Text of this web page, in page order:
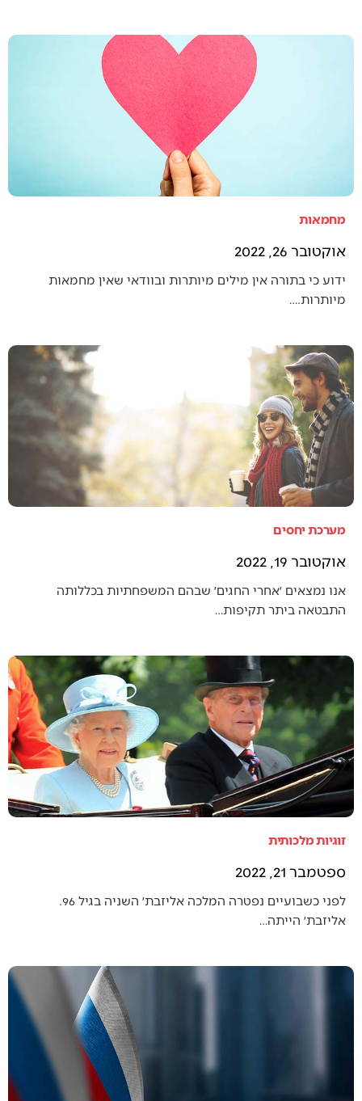
מחמאות
אוקטובר 26, 2022
ידוע כי בתורה אין מילים מיותרות ובוודאי שאין מחמאות
מיותרות.…
מערכת יחסים
אוקטובר 19, 2022
אנו נמצאים ׳אחרי החגים׳ שבהם המשפחתיות בכללותה
התבטאה ביתר תקיפות…
זוגיות מלכותית
ספטמבר 21, 2022
לפני כשבועיים נפטרה המלכה אליזבת׳ השניה בגיל 96.
אליזבת׳ הייתה…